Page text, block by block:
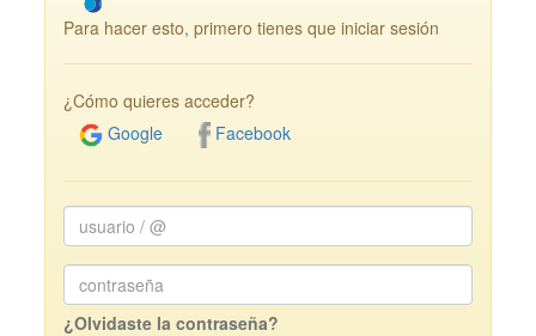
Para hacer esto, primero tienes que iniciar sesión
¿Cómo quieres acceder?
Google
Facebook
usuario
/
@
Password
¿Olvidaste la contraseña?